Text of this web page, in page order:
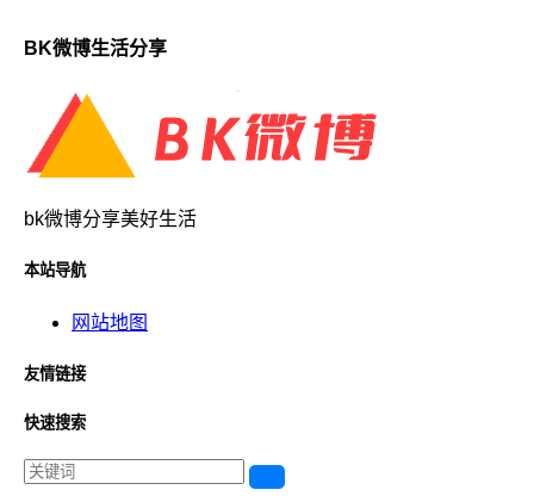
BK微博生活分享
bk微博分享美好生活
本站导航
网站地图
友情链接
快速搜索